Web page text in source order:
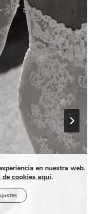
en nuestra web.
cookies aquí.